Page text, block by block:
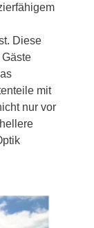
Diese
mit
nur vor